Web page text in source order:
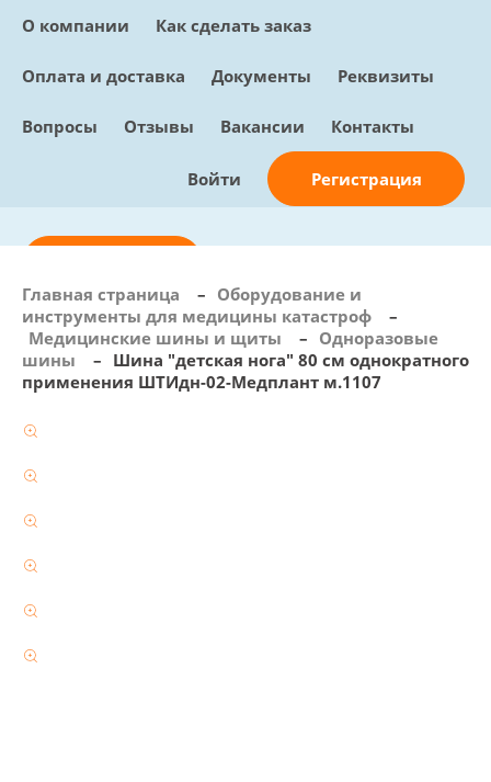
О компании Как сделать заказ
Оплата и доставка Документы Реквизиты
Вопросы Отзывы Вакансии Контакты
Войти Регистрация
info@sunmed.ru
Пн – Пт: с 10:00 - 18:00
+7 (495) 730-90-25
Главная страница – Оборудование и
инструменты для медицины катастроф
–
Медицинские шины и щиты
– Одноразовые
шины
– Шина "детская нога" 80 см однократного
применения ШТИдн-02-Медплант м.1107